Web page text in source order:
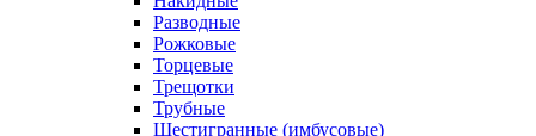
Разводные
Рожковые
Торцевые
Трещотки
Трубные
Шестигранные (имбусовые)